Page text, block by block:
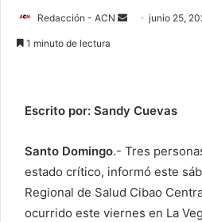
Redacción - ACN
r
n
c
o
r
junio 25,
1 minuto de lectura
Escrito por: Sandy Cuevas
Santo Domingo.- Tres
estado crítico, informó este
Regional de Salud Cibao
ocurrido este viernes en La